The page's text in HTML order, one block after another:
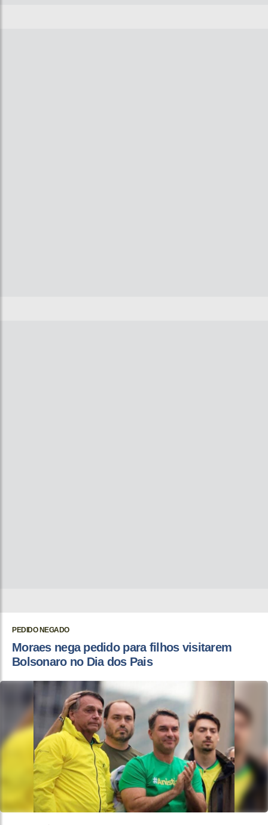
PEDIDO NEGADO
Moraes nega pedido para filhos visitarem
Bolsonaro no Dia dos Pais